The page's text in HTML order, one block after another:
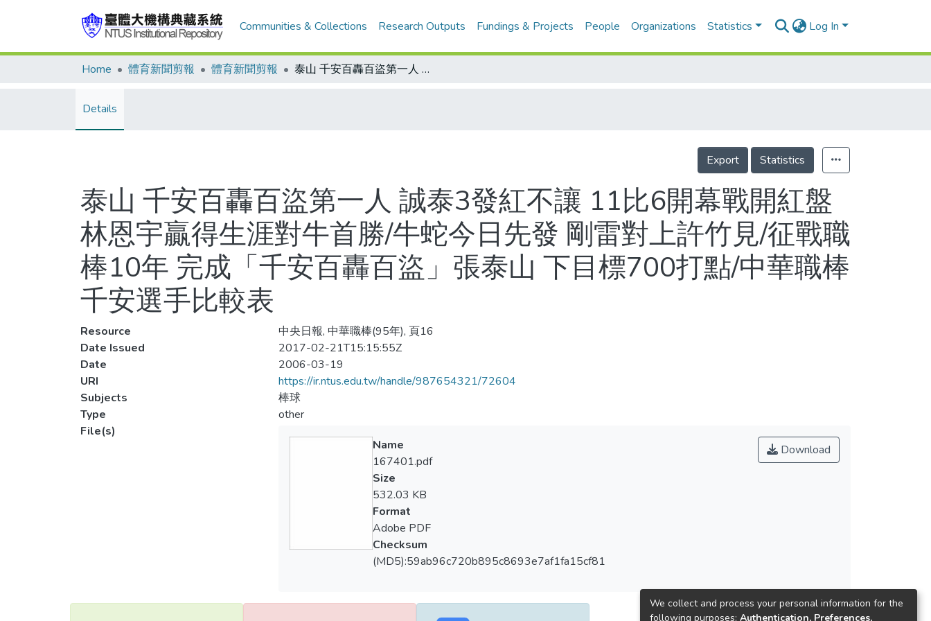
Communities & Collections Research Outputs Fundings & Projects People Organizations Statistics Log In
Home 體育新聞剪報 體育新聞剪報 泰山 千安百轟百盜第一人 誠泰3發紅不讓 11比6開幕戰開紅盤 林恩宇贏得生涯對牛首勝/牛蛇今日先發 剛雷對上許竹見/征戰職棒10年 完成「千安百轟百盜」張泰山 下目標700打點/中華職棒千安選手比較表
Details
Export Statistics
泰山 千安百轟百盜第一人 誠泰3發紅不讓 11比6開幕戰開紅盤
林恩宇贏得生涯對牛首勝/牛蛇今日先發 剛雷對上許竹見/征戰職
棒10年 完成「千安百轟百盜」張泰山 下目標700打點/中華職棒
千安選手比較表
Resource
中央日報, 中華職棒(95年), 頁16
Date Issued
2017-02-21T15:15:55Z
Date
2006-03-19
URI
https://ir.ntus.edu.tw/handle/987654321/72604
Subjects
棒球
Type
other
File(s)
Download
Name
167401.pdf
Size
532.03 KB
Format
Adobe PDF
Checksum
(MD5):59ab96c720b895c8693e7af1fa15cf81
We collect and process your personal information for the
following purposes: Authentication, Preferences,